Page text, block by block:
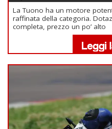
La Tuono ha un motore
raffinata della categoria.
completa, prezzo un po’ alto